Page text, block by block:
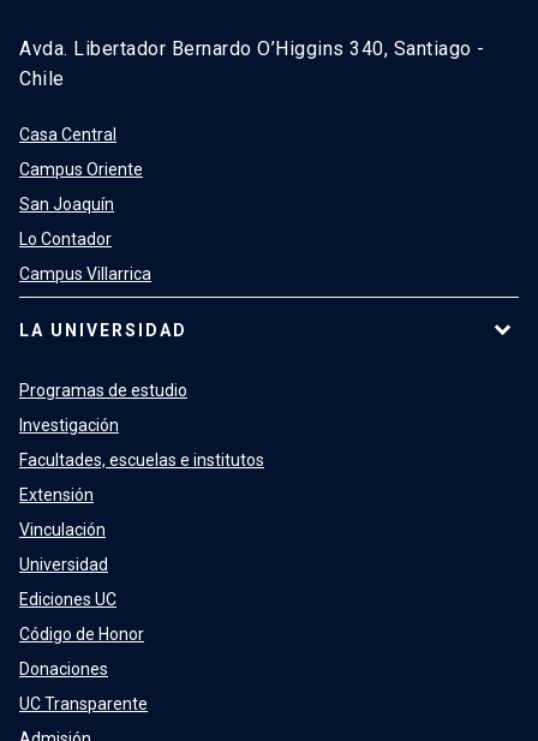
Avda. Libertador Bernardo O’Higgins 340, Santiago -
Chile
Casa Central
Campus Oriente
San Joaquín
Lo Contador
Campus Villarrica
LA UNIVERSIDAD
Programas de estudio
Investigación
Facultades, escuelas e institutos
Extensión
Vinculación
Universidad
Ediciones UC
Código de Honor
Donaciones
UC Transparente